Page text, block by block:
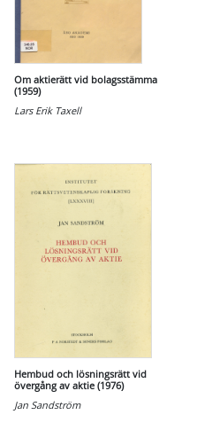
Om aktierätt vid bolagsstämma
(1959)
Lars Erik Taxell
Hembud och lösningsrätt vid
övergång av aktie (1976)
Jan Sandström